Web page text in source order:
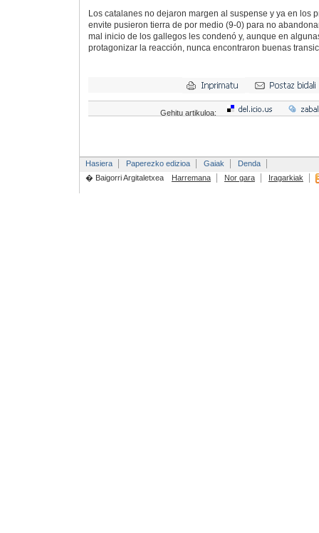
Los catalanes no dejaron margen al suspense y ya en los
envite pusieron tierra de por medio (9-0) para no
mal inicio de los gallegos les condenó y, aunque en
protagonizar la reacción, nunca encontraron buenas
Gehitu artikuloa:
Hasiera Paperezko edizioa Gaiak
Denda
� Baigorri Argitaletxea
Harremana Nor gara Iragarkiak